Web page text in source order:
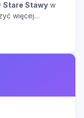
Stare Stawy w
więcej